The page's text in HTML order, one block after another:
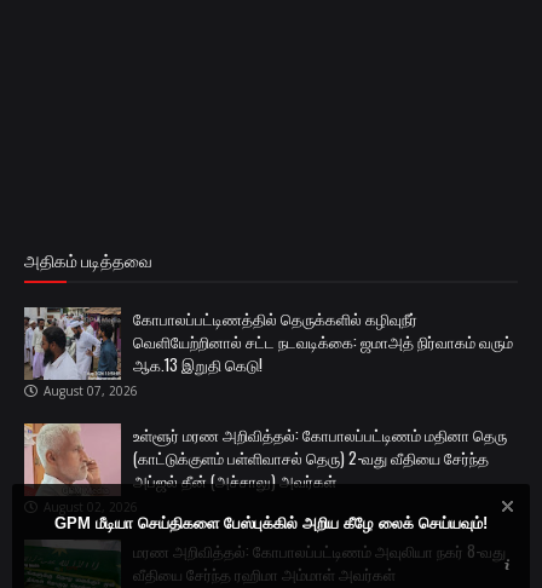
அதிகம் படித்தவை
கோபாலப்பட்டிணத்தில் தெருக்களில் கழிவுநீர்
வெளியேற்றினால் சட்ட நடவடிக்கை: ஜமாஅத் நிர்வாகம் வரும்
ஆக.13 இறுதி கெடு!
August 07, 2026
உள்ளூர் மரண அறிவித்தல்: கோபாலப்பட்டிணம் மதினா தெரு
(காட்டுக்குளம் பள்ளிவாசல் தெரு) 2-வது வீதியை சேர்ந்த
அப்ஜல் தீன் (அச்சாலு) அவர்கள்
August 02, 2026
மரண அறிவித்தல்: கோபாலப்பட்டிணம் அவுலியா நகர் 8-வது
வீதியை சேர்ந்த ரஹிமா அம்மாள் அவர்கள்
GPM மீடியா செய்திகளை பேஸ்புக்கில் அறிய கீழே லைக் செய்யவும்!